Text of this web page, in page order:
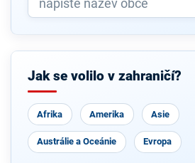
Jak se volilo v zahraničí?
Afrika Amerika Asie
Austrálie a Oceánie Evropa